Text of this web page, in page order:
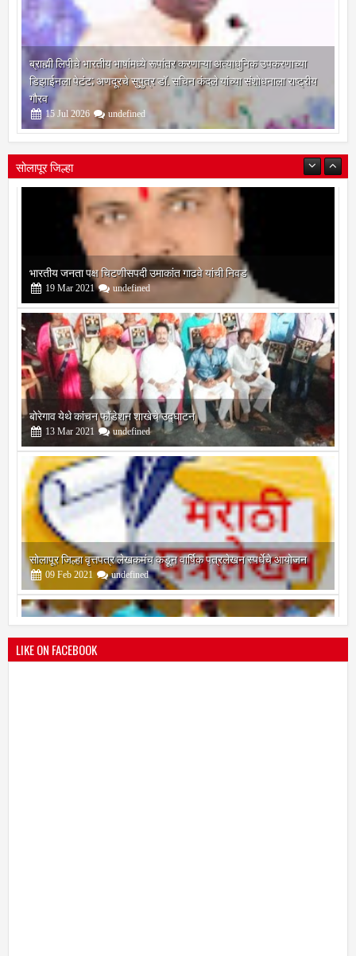
ब्राह्मी लिपीचे भारतीय भाषांमध्ये रूपांतर करणाऱ्या अत्याधुनिक उपकरणाच्या
डिझाईनला पेटंट; अणदूरचे सुपुत्र डॉ. सचिन कंदले यांच्या संशोधनाला राष्ट्रीय
गौरव
15 Jul 2026 undefined
सोलापूर जिल्हा
बोरेगाव येथे कांचन फौंडेशन शाखेचे उद्घाटन
13 Mar 2021 undefined
सोलापूर जिल्हा वृत्तपत्र लेखकमंच कडून वार्षिक पत्रलेखन स्पर्धेचे आयोजन
09 Feb 2021 undefined
श्री मल्लिकार्जुन प्रशालेकडून उमाकांत गाढवे यांचा सत्कार
25 Mar 2021 undefined
LIKE ON FACEBOOK